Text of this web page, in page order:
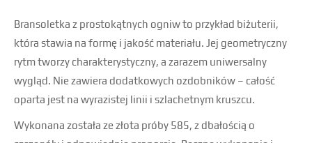
Bransoletka z prostokątnych ogniw to przykład biżuterii,
która stawia na formę i jakość materiału. Jej geometryczny
rytm tworzy charakterystyczny, a zarazem uniwersalny
wygląd. Nie zawiera dodatkowych ozdobników – całość
oparta jest na wyrazistej linii i szlachetnym kruszcu.
Wykonana została ze złota próby 585, z dbałością o